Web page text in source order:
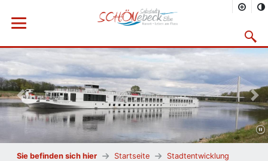
Menü öffnen
Vorheriges Bild
Sie befinden sich hier Startseite
Stadtentwicklung